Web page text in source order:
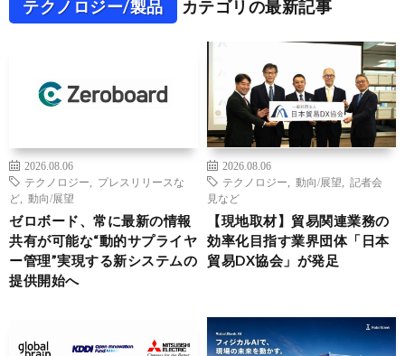
テクノロジー/製品 カテゴリの最新記事
2026.08.06
テクノロジー
プレスリリースな
ど
動向/展望
ゼロボード、常に最新の情報
共有が可能な“動的サプライヤ
ー管理”実現する新システムの
提供開始へ
2026.08.06
テクノロジー
動向/展望
記者会
見など
【現地取材】貿易関連業務の
効率化目指す業界団体「日本
貿易DX協会」が発足